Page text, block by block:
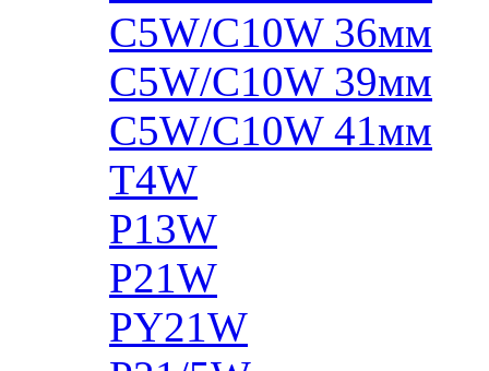
C5W/C10W 36мм
C5W/C10W 39мм
C5W/C10W 41мм
T4W
P13W
P21W
PY21W